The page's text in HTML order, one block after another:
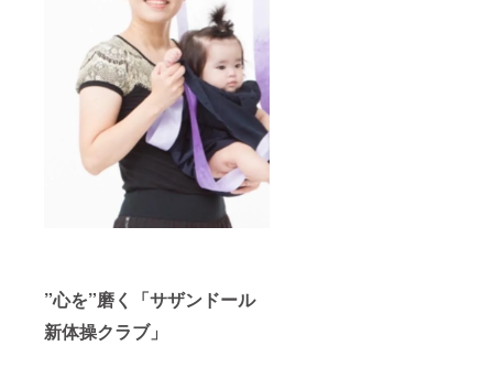
”心を”磨く「サザンドール
新体操クラブ」